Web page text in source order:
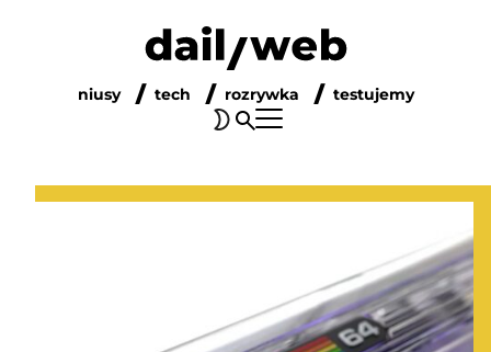
niusy tech rozrywka testujemy